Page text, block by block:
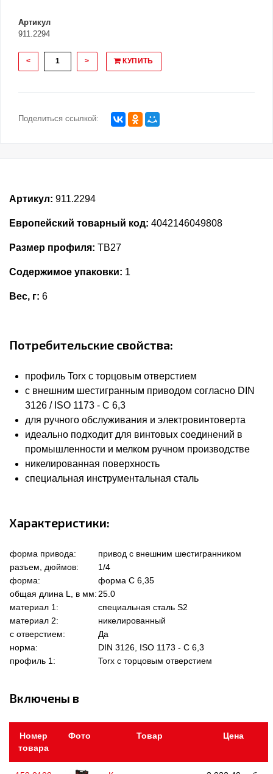
Артикул
911.2294
< > КУПИТЬ
Поделиться ссылкой:
Артикул: 911.2294
Европейский товарный код: 4042146049808
Размер профиля: TB27
Содержимое упаковки: 1
Вес, г: 6
Потребительские свойства:
профиль Torx с торцовым отверстием
с внешним шестигранным приводом согласно DIN
3126 / ISO 1173 - C 6,3
для ручного обслуживания и электровинтоверта
идеально подходит для винтовых соединений в
промышленности и мелком ручном производстве
никелированная поверхность
специальная инструментальная сталь
Характеристики:
форма привода:
привод с внешним шестигранником
разъем, дюймов:
1/4
форма:
форма C 6,35
общая длина L, в мм: 25.0
материал 1:
специальная сталь S2
материал 2:
никелированный
с отверстием:
Да
норма:
DIN 3126, ISO 1173 - C 6,3
профиль 1:
Torx с торцовым отверстием
Включены в
Номер
товара
Фото Товар Цена